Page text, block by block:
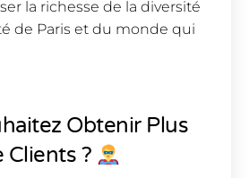
la richesse de la diversité
de Paris et du monde qui
Obtenir Plus
Clients ?